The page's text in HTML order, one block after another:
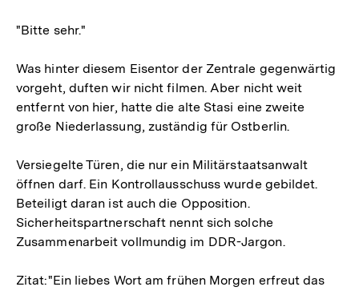
"Bitte sehr."
Was hinter diesem Eisentor der Zentrale gegenwärtig
vorgeht, duften wir nicht filmen. Aber nicht weit
entfernt von hier, hatte die alte Stasi eine zweite
große Niederlassung, zuständig für Ostberlin.
Versiegelte Türen, die nur ein Militärstaatsanwalt
öffnen darf. Ein Kontrollausschuss wurde gebildet.
Beteiligt daran ist auch die Opposition.
Sicherheitspartnerschaft nennt sich solche
Zusammenarbeit vollmundig im DDR-Jargon.
Zitat:"Ein liebes Wort am frühen Morgen erfreut das